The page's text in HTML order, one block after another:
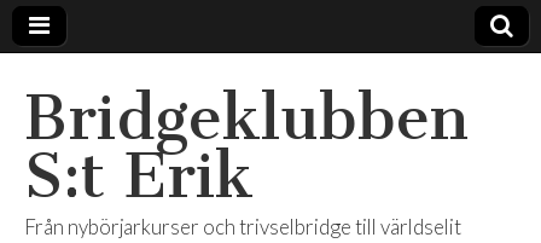
Bridgeklubben
S:t Erik
Från nybörjarkurser och trivselbridge till världselit